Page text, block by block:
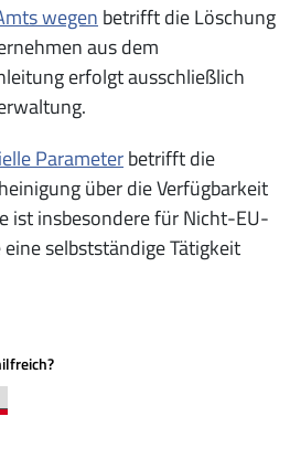
wegen betrifft die Löschung
aus dem
erfolgt ausschließlich
Parameterbetrifft die
über die Verfügbarkeit
ist insbesondere für Nicht-EU-
selbstständige Tätigkeit